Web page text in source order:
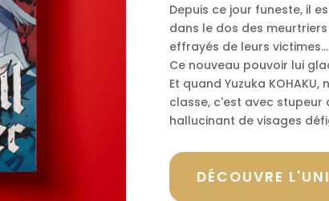
Depuis ce jour funeste, il
dans le dos des
effrayés de leurs victimes...
Ce nouveau pouvoir lui
Et quand Yuzuka
classe, c'est avec stupeur
hallucinant de visages
DÉCOUVRE